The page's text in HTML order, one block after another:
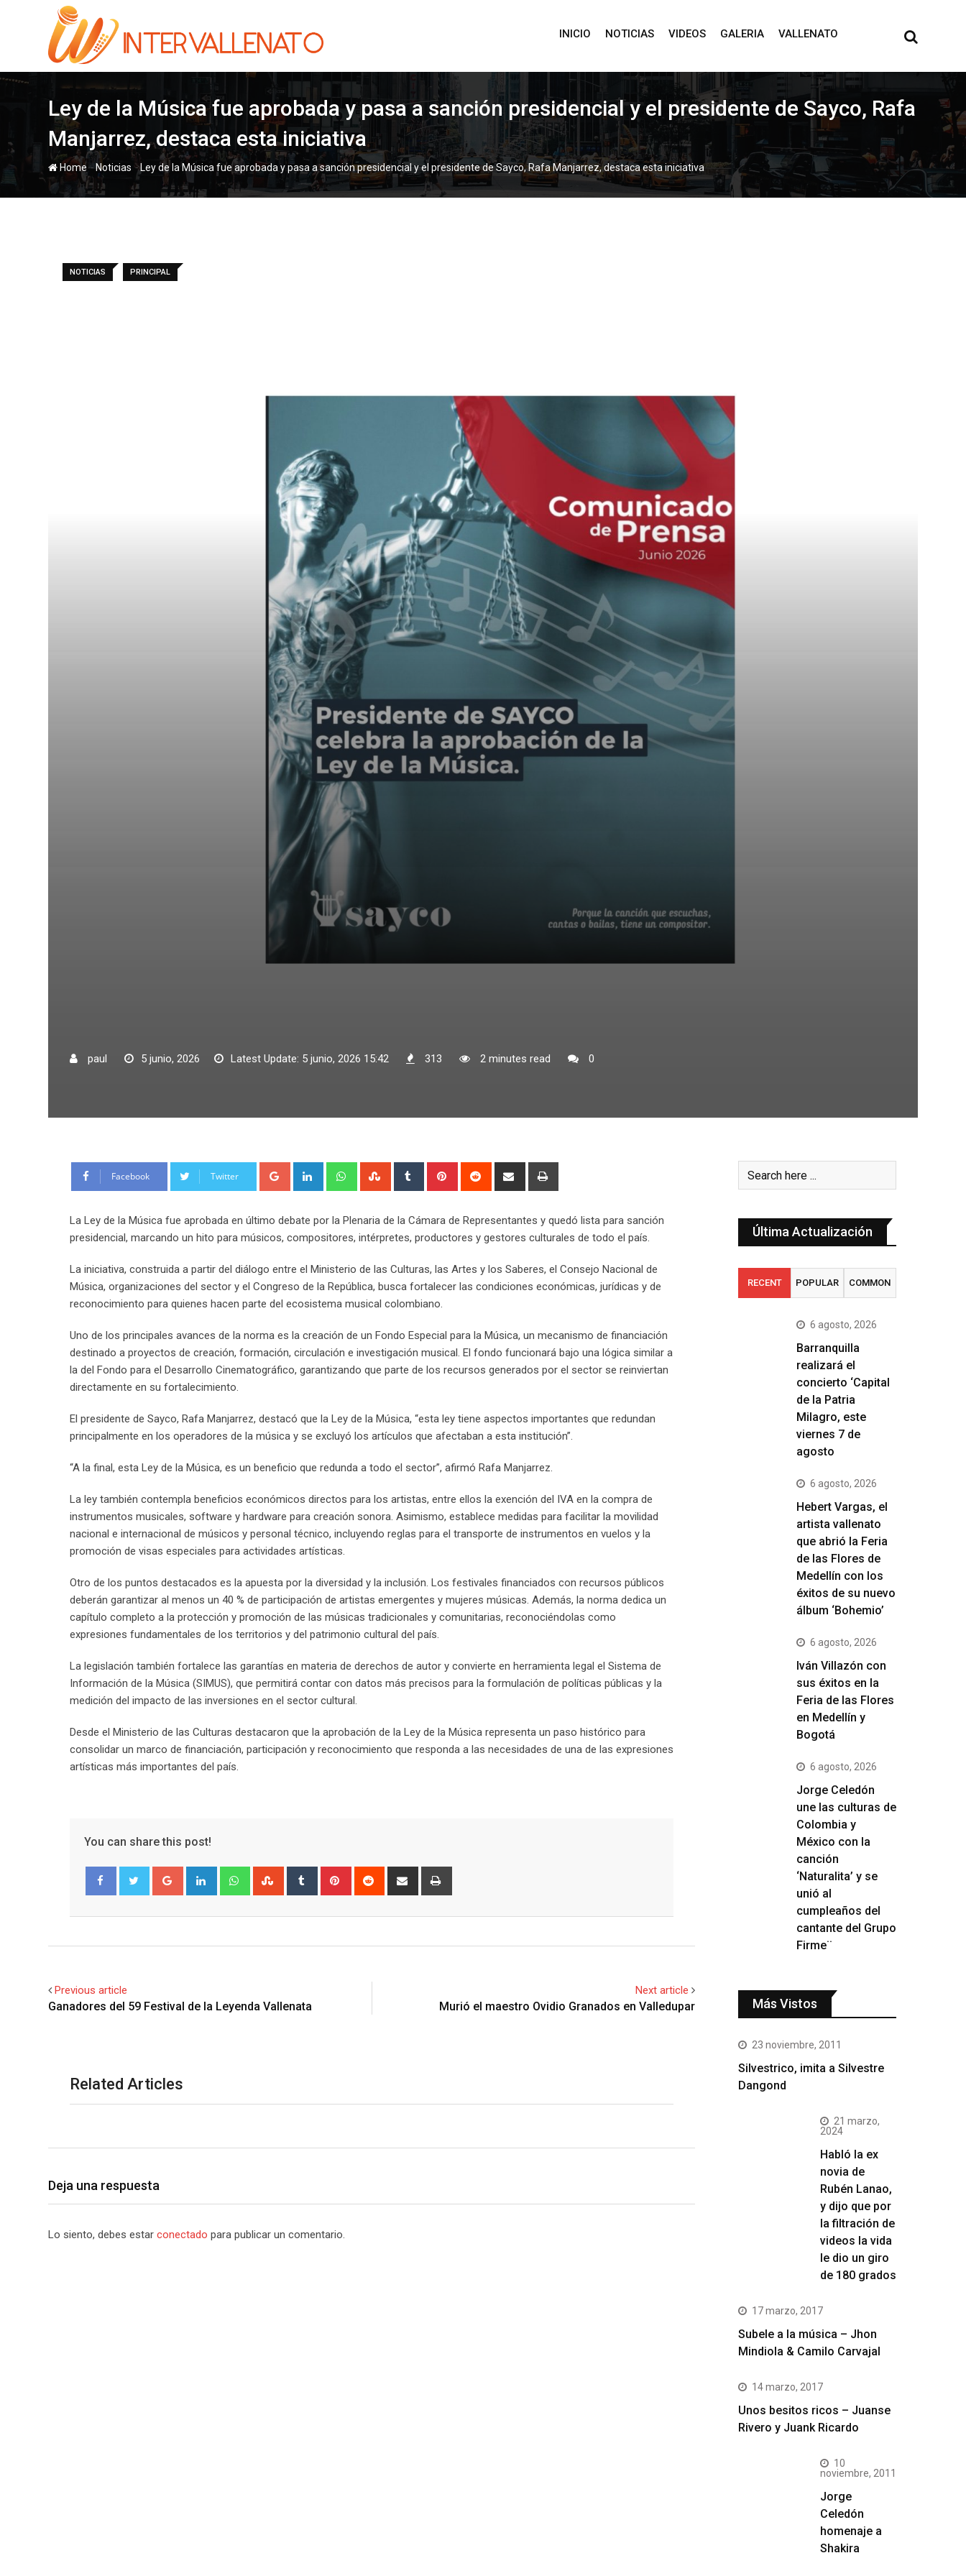
INICIO NOTICIAS VIDEOS GALERIA VALLENATO
Ley de la Música fue aprobada y pasa a sanción presidencial y el presidente de Sayco, Rafa
Manjarrez, destaca esta iniciativa
Home-Noticias -Ley de la Música fue aprobada y pasa a sanción presidencial y el presidente de Sayco, Rafa Manjarrez, destaca esta iniciativa
NOTICIAS PRINCIPAL
paul 5 junio, 2026 Latest Update: 5 junio, 2026 15:42 313 2 minutes read 0
Facebook Twitter Google+ LinkedIn WhatsappStumbleUpon
Tumblr Pinterest Reddit
Share
La Ley de la Música fue aprobada en último debate por la Plenaria de la Cámara de Representantes y quedó lista para sanción
presidencial, marcando un hito para músicos, compositores, intérpretes, productores y gestores culturales de todo el país.
La iniciativa, construida a partir del diálogo entre el Ministerio de las Culturas, las Artes y los Saberes, el Consejo Nacional de
Música, organizaciones del sector y el Congreso de la República, busca fortalecer las condiciones económicas, jurídicas y de
reconocimiento para quienes hacen parte del ecosistema musical colombiano.
Uno de los principales avances de la norma es la creación de un Fondo Especial para la Música, un mecanismo de financiación
destinado a proyectos de creación, formación, circulación e investigación musical. El fondo funcionará bajo una lógica similar a
la del Fondo para el Desarrollo Cinematográfico, garantizando que parte de los recursos generados por el sector se reinviertan
directamente en su fortalecimiento.
El presidente de Sayco, Rafa Manjarrez, destacó que la Ley de la Música, “esta ley tiene aspectos importantes que redundan
principalmente en los operadores de la música y se excluyó los artículos que afectaban a esta institución”.
“A la final, esta Ley de la Música, es un beneficio que redunda a todo el sector”, afirmó Rafa Manjarrez.
La ley también contempla beneficios económicos directos para los artistas, entre ellos la exención del IVA en la compra de
instrumentos musicales, software y hardware para creación sonora. Asimismo, establece medidas para facilitar la movilidad
nacional e internacional de músicos y personal técnico, incluyendo reglas para el transporte de instrumentos en vuelos y la
promoción de visas especiales para actividades artísticas.
Otro de los puntos destacados es la apuesta por la diversidad y la inclusión. Los festivales financiados con recursos públicos
deberán garantizar al menos un 40 % de participación de artistas emergentes y mujeres músicas. Además, la norma dedica un
capítulo completo a la protección y promoción de las músicas tradicionales y comunitarias, reconociéndolas como
expresiones fundamentales de los territorios y del patrimonio cultural del país.
La legislación también fortalece las garantías en materia de derechos de autor y convierte en herramienta legal el Sistema de
Información de la Música (SIMUS), que permitirá contar con datos más precisos para la formulación de políticas públicas y la
medición del impacto de las inversiones en el sector cultural.
Desde el Ministerio de las Culturas destacaron que la aprobación de la Ley de la Música representa un paso histórico para
consolidar un marco de financiación, participación y reconocimiento que responda a las necesidades de una de las expresiones
artísticas más importantes del país.
You can share this post!
Google+ LinkedIn WhatsappStumbleUpon
Tumblr Pinterest Reddit
Share
Previous article
Ganadores del 59 Festival de la Leyenda Vallenata
Next article
Murió el maestro Ovidio Granados en Valledupar
Related Articles
Deja una respuesta
Lo siento, debes estar conectado para publicar un comentario.
Última Actualización
RECENT POPULAR COMMON
6 agosto, 2026
Barranquilla
realizará el
concierto ‘Capital
de la Patria
Milagro, este
viernes 7 de
agosto
6 agosto, 2026
Hebert Vargas, el
artista vallenato
que abrió la Feria
de las Flores de
Medellín con los
éxitos de su nuevo
álbum ‘Bohemio’
6 agosto, 2026
Iván Villazón con
sus éxitos en la
Feria de las Flores
en Medellín y
Bogotá
6 agosto, 2026
Jorge Celedón
une las culturas de
Colombia y
México con la
canción
‘Naturalita’ y se
unió al
cumpleaños del
cantante del Grupo
Firme¨
Más Vistos
23 noviembre, 2011
Silvestrico, imita a Silvestre
Dangond
21 marzo,
2024
Habló la ex
novia de
Rubén Lanao,
y dijo que por
la filtración de
videos la vida
le dio un giro
de 180 grados
17 marzo, 2017
Subele a la música – Jhon
Mindiola & Camilo Carvajal
14 marzo, 2017
Unos besitos ricos – Juanse
Rivero y Juank Ricardo
10
noviembre, 2011
Jorge
Celedón
homenaje a
Shakira